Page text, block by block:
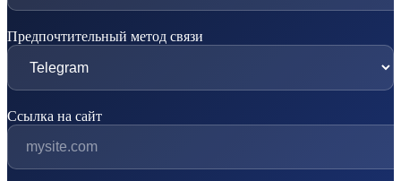
Предпочтительный метод связи
Ссылка на сайт